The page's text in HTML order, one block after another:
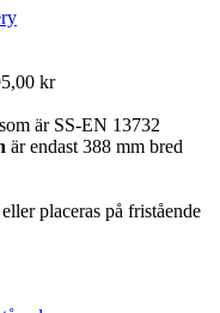
kr
som är SS-EN 13732
är endast 388 mm bred
placeras på fristående